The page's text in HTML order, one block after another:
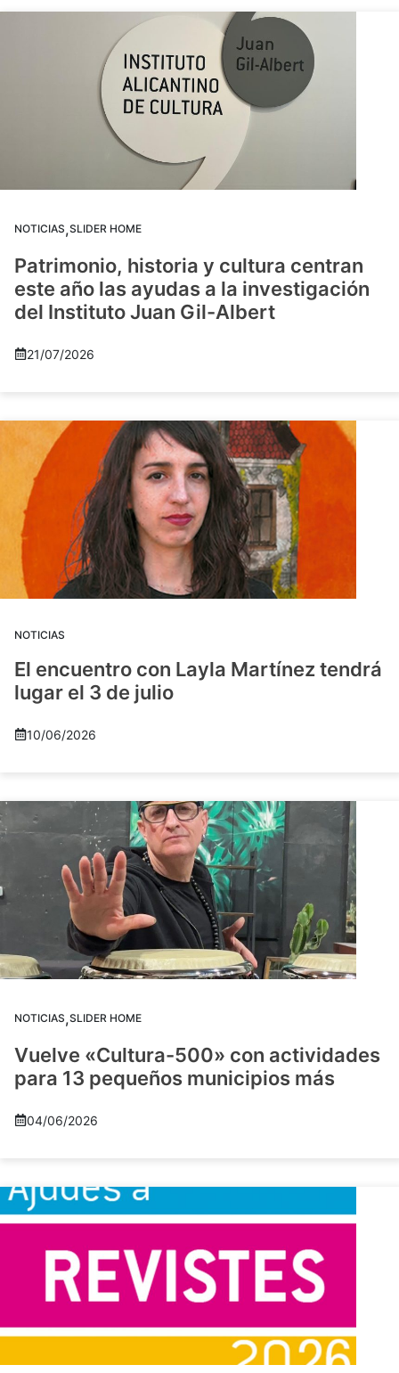
NOTICIAS,SLIDER HOME
Patrimonio, historia y cultura centran
este año las ayudas a la investigación
del Instituto Juan Gil-Albert
21/07/2026
NOTICIAS
El encuentro con Layla Martínez tendrá
lugar el 3 de julio
10/06/2026
NOTICIAS,SLIDER HOME
Vuelve «Cultura-500» con actividades
para 13 pequeños municipios más
04/06/2026